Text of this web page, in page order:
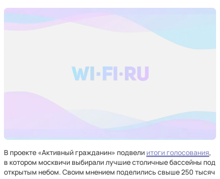
В проекте «Активный гражданин» подвели итоги голосования,
в котором москвичи выбирали лучшие столичные бассейны под
открытым небом. Своим мнением поделились свыше 250 тысяч